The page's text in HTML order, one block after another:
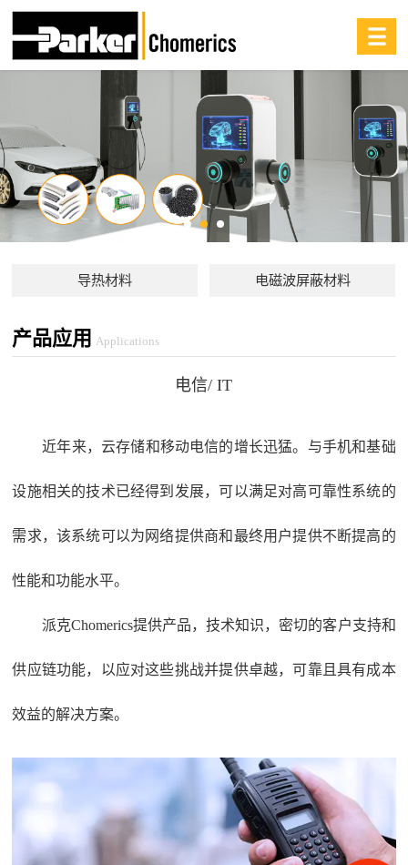
导热材料 电磁波屏蔽材料
产品应用 Applications
电信/ IT
近年来，云存储和移动电信的增长迅猛。与手机和基础
设施相关的技术已经得到发展，可以满足对高可靠性系统的
需求，该系统可以为网络提供商和最终用户提供不断提高的
性能和功能水平。
派克Chomerics提供产品，技术知识，密切的客户支持和
供应链功能，以应对这些挑战并提供卓越，可靠且具有成本
效益的解决方案。